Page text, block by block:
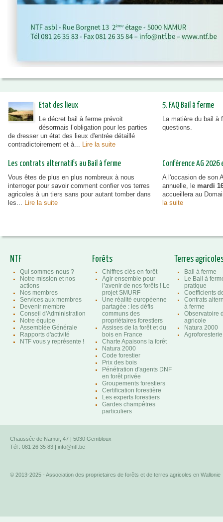
Etat des lieux
Le décret bail à ferme prévoit
désormais l’obligation pour les parties
de dresser un état des lieux d'entrée détaillé
contradictoirement et à... Lire la suite
5. FAQ Bail à ferme
La matière du bail à
questions.
Les contrats alternatifs au Bail à ferme
Vous êtes de plus en plus nombreux à nous
interroger pour savoir comment confier vos terres
agricoles à un tiers sans pour autant tomber dans
les... Lire la suite
Conférence AG
A l'occasion de son
annuelle, le mardi
accueillera au
la suite
NTF
Qui sommes-nous ?
Notre mission et nos
actions
Nos membres
Services aux membres
Devenir membre
Conseil d'Administration
Notre équipe
Assemblée Générale
Rapports d'activité
NTF vous y représente !
Forêts
Chiffres clés en forêt
Agir ensemble pour
l’avenir de nos forêts ! Le
projet SMURF
Une réalité européenne
partagée : les défis
communs des
propriétaires forestiers
Assises de la forêt et du
bois en France
Charte Apaisons la forêt
Natura 2000
Code forestier
Prix des bois
Pénétration d'agents DNF
en forêt privée
Groupements forestiers
Certification forestière
Les experts forestiers
Gardes champêtres
particuliers
Terres
Bail à ferme
Le Bail à
pratique
Coefficients
Contrats
à ferme
Observatoire
agricole
Natura 2000
Chaussée de Namur, 47 | 5030 Gembloux
Tél : 081 26 35 83 | info@ntf.be
© 2013-2025 - Association des proprietaires de forêts et de terres agricoles en Wallonie